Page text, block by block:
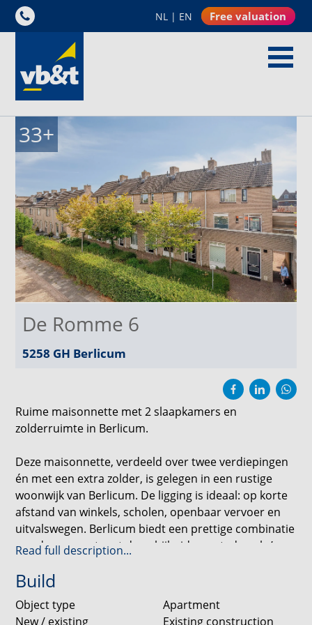
NL | EN Free valuation
33+
De Romme 6
5258 GH Berlicum
Ruime maisonnette met 2 slaapkamers en
zolderruimte in Berlicum.
Deze maisonnette, verdeeld over twee verdiepingen
én met een extra zolder, is gelegen in een rustige
woonwijk van Berlicum. De ligging is ideaal: op korte
afstand van winkels, scholen, openbaar vervoer en
uitvalswegen. Berlicum biedt een prettige combinatie
van dorpse rust met de nabijheid van steden als ’s-
Hertogenbosch.
woonoppervlakte van circa 77 m2 en is gelegen op de
Read full description...
Build
Object type
Apartment
New / existing
Existing construction